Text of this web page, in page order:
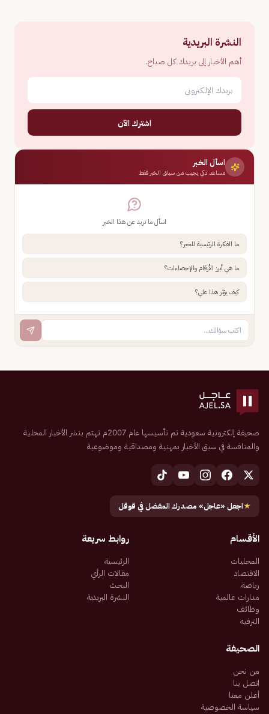
النشرة البريدية
أهم الأخبار إلى بريدك كل صباح.
اشترك الآن
اسأل الخبر
مساعد ذكي يجيب من سياق الخبر فقط
اسأل ما تريد عن هذا الخبر
ما الفكرة الرئيسية للخبر؟
ما هي أبرز الأرقام والإحصاءات؟
كيف يؤثر هذا علي؟
صحيفة إلكترونية سعودية تم تأسيسها عام 2007م تهتم بنشر الأخبار المحلية
والمنافسة في سبق الأخبار بمهنية ومصداقية وموضوعية
★اجعل «عاجل» مصدرك المفضل في قوقل
الأقسام
المحليات
الاقتصاد
رياضة
مدارات عالمية
وظائف
الترفيه
روابط سريعة
الرئيسية
مقالات الرأي
البحث
النشرة البريدية
الصحيفة
من نحن
اتصل بنا
أعلن معنا
سياسة الخصوصية